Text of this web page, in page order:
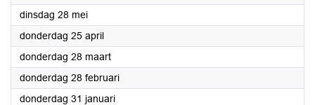
dinsdag 28 mei2019
donderdag 25 april2019
donderdag 28 maart2019
donderdag 28 februari2019
donderdag 31 januari2019